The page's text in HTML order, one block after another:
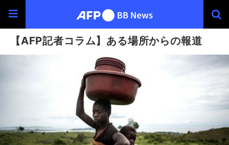
【AFP記者コラム】ある場所からの報道